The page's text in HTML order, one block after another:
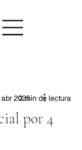
por 4
2025
2 min de lectura